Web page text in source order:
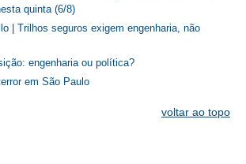
quinta (6/8)
| Trilhos seguros exigem engenharia, não
engenharia ou política?
em São Paulo
voltar ao topo